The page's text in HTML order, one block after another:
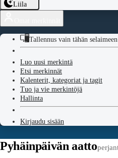
Liila
Tallennus vain tähän selaimeen
Luo uusi merkintä
Etsi merkinnät
Kalenterit, kategoriat ja tagit
Tuo ja vie merkintöjä
Hallinta
Kirjaudu sisään
Pyhäinpäivän aatto